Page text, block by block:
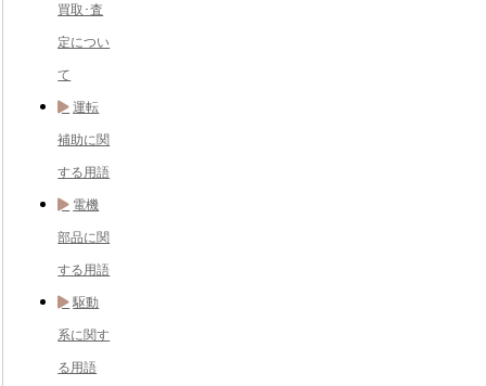
買取･査
定につい
て
運転
補助に関
する用語
電機
部品に関
する用語
駆動
系に関す
る用語